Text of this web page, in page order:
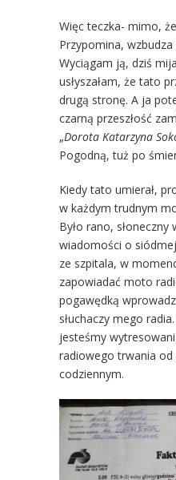
Więc teczka- mimo,
Przypomina,
Wyciągam ją, dziś
usłyszałam, że tato
drugą stronę. A ja
czarną przeszłość
„Dorota Katarzyna
Pogodną, tuż po
Kiedy tato umierał,
w każdym trudnym
Było rano,
wiadomości o
ze szpitala, w
zapowiadać moto
pogawędką
słuchaczy mego
jesteśmy
radiowego trwania od
codziennym.